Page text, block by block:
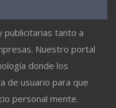
publicitarias tanto a
Nuestro portal
donde los
de usuario para que
personal mente.